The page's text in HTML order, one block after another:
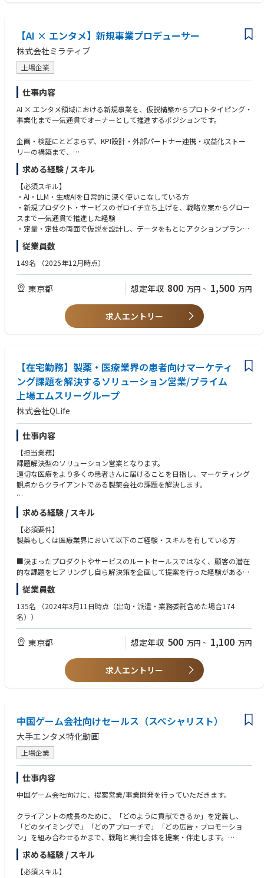
１：コンテンツのターゲット層を分析し、親和性の高い企業をリストアッ
プ
２：そのブランドにとっての活用意義を整理した上で提案書を作成
３：商談ではクライアントの課題に合わせてプレゼンをカスタマイズ
４：受注後はクリエイティブ・PR・SNSなど複数のサービスと組み合わせ
た提案に発展させることも
◼︎一緒に働くメンバー
・営業統括部長：直属の上司。営業戦略の方向性や数値目標について密に
・代表2名（CEO・COO）：経営判断・事業の大きな方向性を担っていま
す
・各サービス部門MGR：PR・SNS・広告・イベント・クリエイティブそれ
ぞれの専門チームと協業しながら提案を進めます。
・バックオフィス：営業事務・法務・経理・人事が連携してサポート。事
務的な業務の一部はバックオフィスがサポートします。
・チームメンバー（3〜4名）：新規開拓・既存営業それぞれを担うメンバ
ー。
・AI / 効率化ツールの活用
AIを使った資料作成(提案書・レポート作成等)・情報整理・業務効率化が
できる方。
◼︎WANT
・広告代理店・PR会社・エンタメ隣接業界での法人営業経験
・英語力（LAオフィスとの連携案件に関わる機会があります）
・ベンチャー・スタートアップでの営業経験
【AI × エンタメ】新規事業プロデューサー
株式会社ミラティブ
上場企業
仕事内容
AI × エンタメ領域における新規事業を、仮説構築からプロトタイピング・
事業化まで一気通貫でオーナーとして推進するポジションです。
企画・検証にとどまらず、KPI設計・外部パートナー連携・収益化ストー
リーの構築まで、
事業に関わるすべての意思決定を担っていただくことを期待します。
■業務内容
・AIを活用した新エンタメ体験の企画・プロトタイピング・ユーザー検証
┗構想段階のものを大きくするのか、ゼロイチで企画からお任せするの
かは面接内でのコミュニケーションでご相談できればと思います。
・Mirrativアプリや配信者ネットワークを使った事業仮説の設計と高速検証
・外部パートナー・アライアンス先との交渉・連携による事業エコシステ
ムの構築
・KPI設計から収益化ストーリーまでの一気通貫したオーナーシップ
■本ポジションの魅力
・既存事業で培われた資産（資金・社員・顧客・データ・ノウハウ）を最
大限に活用することができます
・探索フェーズの事業であるため、企業価値向上に資する動きであるかぎ
りは思考や手法の制限を持たずに検討 / 展開が可能です
・上場直後の第二創業期なので、事業の伸びしろが最も大きく、意思決定
のスピードも速いフェーズでの参画が可能です
求める経験 / スキル
【必須スキル】
・AI・LLM・生成AIを日常的に深く使いこなしている方
・新規プロダクト・サービスのゼロイチ立ち上げを、戦略立案からグロー
スまで一気通貫で推進した経験
・定量・定性の両面で仮説を設計し、データをもとにアクションプランに
落とし込める思考力と実行力
・複数のステークホルダーを巻き込みながら、抽象度の高い事業を具体
化・推進した経験
【歓迎スキル】
・プロダクトにAIを組み込んだ経験がある方もしくは、自律型のエージェ
ント構成を自分で組んだことがある方
・ゲーム・ライブ配信・アニメ・漫画・クリエイターエコノミーなどエン
タメ領域での事業経験
きるレベルの技術素養
【求める人物像】
・当社のミッション / ビジョン / バリューに共感いただける方
・ライブ配信事業文化に興味関心をお持ちな方 / 好きな方
・開発陣やスタークホルダーと議論し、事業を円滑に進めていける推進力
をお持ちの方
・当事者意識を持ち、自ら考え、積極的に行動することで成果を追求でき
る方
従業員数
149名 （2025年12月時点）
東京都 想定年収 800 万円 ~ 1,500 万円
求人エントリー
【在宅勤務】製薬・医療業界の患者向けマーケティ
ング課題を解決するソリューション営業/プライム
上場エムスリーグループ
株式会社QLife
仕事内容
【担当業務】
課題解決型のソリューション営業となります。
適切な医療をより多くの患者さんに届けることを目指し、マーケティング
観点からクライアントである製薬会社の課題を解決します。
処方数を増やして売上を拡大させたい大手製薬会社に対して、社内外の関
係者と連携を取りつつプランニング支援、企画設計から実行、効果測定ま
で一気通貫で取り組んでいただくポジションです。
パッケージ化された商材を売る営業ではなく、クライアント（主に製薬企
する障壁をヒアリングし、それを解決するための「最適なHow」をゼロベ
ースで企画・提案を実施し、受注を目指していただきます。
全体で約10社程度）」で担っていただきます。
そのため、1つの製薬企業の中でオンコロジー、プライマリー、希少疾患
など横断的に関わります。
案件受注後は、社内のエンジニア（アプリ開発等）、制作チーム（記事・
動画編集）、PMチーム（案件進捗管理・デリバリー）など、多様な専門職
を巻き込みながらクライアントの課題解決に向けて尽力いただきます。
【業務詳細（例）】
■提案内容計画～プレゼン
・製品や疾患領域のマーケティング課題抽出、過去の類似事例などを参考
に仮説検討
・仮説にもとづく提案計画立案
・（クライアントへの提案後）事前に用意した仮説とのGAP分析＆クライ
アントからのFBを経てのKPI設計
・提案内容のアップデート、再構築
■契約～デリバリー
・予算、スケジュールのFIX、契約締結
・社内メンバーのアサイン、キックオフMTGの実施
・社内KPIの設計、クオリティコントロール（QC）
求める経験 / スキル
【必須要件】
製薬もしくは医療業界において以下のご経験・スキルを有している方
■決まったプロダクトやサービスのルートセールスではなく、顧客の潜在
的な課題をヒアリングし自ら解決策を企画して提案を行った経験がある方
■MRや有形商材（医薬品・医療機器等）の営業出身であっても、顧客の
課題に合わせて勉強会を独自企画するなど、無形商材的なアプローチを実
践してきた経験がある方
■市場データ、競合動向、または顧客インサイト（本音や課題）を自ら分
た経験がある方
・医療・健康に対する関心・モチベーション
・医療関連分野の知識、経験
従業員数
135名
（2024年3月11日時点（出向・派遣・業務委託含めた場合174
名））
東京都 想定年収 500 万円 ~ 1,100 万円
求人エントリー
中国ゲーム会社向けセールス（スペシャリスト）
大手エンタメ特化動画
上場企業
仕事内容
中国ゲーム会社向けに、提案営業/事業開発を行っていただきます。
クライアントの成長のために、「どのように貢献できるか」を定義し、
「どのタイミングで」「どのアプローチで」「どの広告・プロモーショ
ン」を組み合わせるかまで、戦略と実行全体を提案・伴走します。
【具体的な職務内容】
・マーケティング、プロダクトチームとのコミュニケーションを通じて営
求める経験 / スキル
【必須スキル】